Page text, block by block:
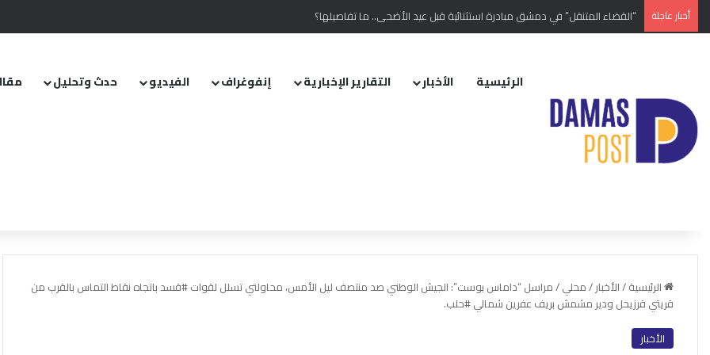
أخبار عاجلة “القضاء المتنقل” في دمشق مبادرة استثنائية قبل عيد الأضحى.. ما تفاصيلها؟
الرئيسية الأخبار التقارير الإخبارية إنفوغراف الفيديو حدث وتحليل
الرئيسية/الأخبار/محلي/مراسل “داماس بوست”: الجيش الوطني صد منتصف ليل الأمس، محاولتي تسلل لقوات #قسد باتجاه نقاط التماس بالقرب من
قريتي قرزيحل ودير مشمش بريف عفرين شمالي #حلب.
الأخبار